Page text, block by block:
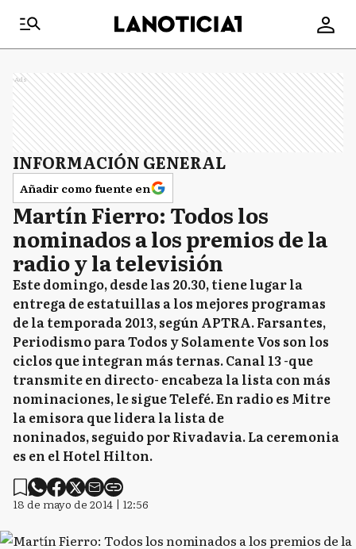
Ads
INFORMACIÓN GENERAL
Añadir como fuente en
Martín Fierro: Todos los
nominados a los premios de la
radio y la televisión
Este domingo, desde las 20.30, tiene lugar la
entrega de estatuillas a los mejores programas
de la temporada 2013, según APTRA. Farsantes,
Periodismo para Todos y Solamente Vos son los
ciclos que integran más ternas. Canal 13 -que
transmite en directo- encabeza la lista con más
nominaciones, le sigue Telefé. En radio es Mitre
la emisora que lidera la lista de
noninados, seguido por Rivadavia. La ceremonia
es en el Hotel Hilton.
18 de mayo de 2014 | 12:56